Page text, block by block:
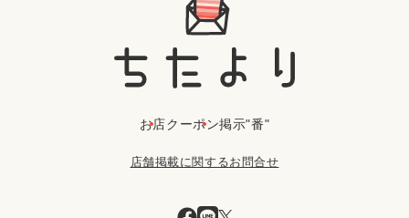
お店クーポン掲示"番"
店舗掲載に関するお問合せ